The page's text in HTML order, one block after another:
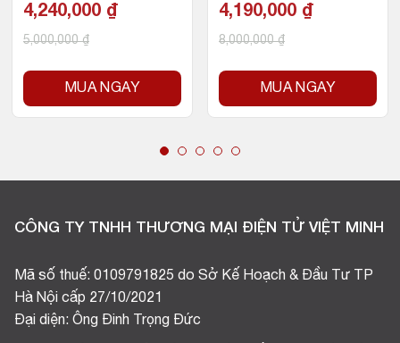
ket Intel LGA 1200
4,240,000 ₫
5,000,000₫
MUA NGAY
D Graphics 770 | 125W)
4,190,000 ₫
8,000,000₫
MUA NGAY
CÔNG TY TNHH THƯƠNG MẠI ĐIỆN TỬ VIỆT MINH
Mã số thuế: 0109791825 do Sở Kế Hoạch & Đầu Tư TP
Hà Nội cấp 27/10/2021
Đại diện: Ông Đinh Trọng Đức